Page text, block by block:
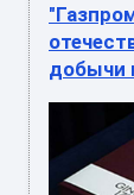
добычи